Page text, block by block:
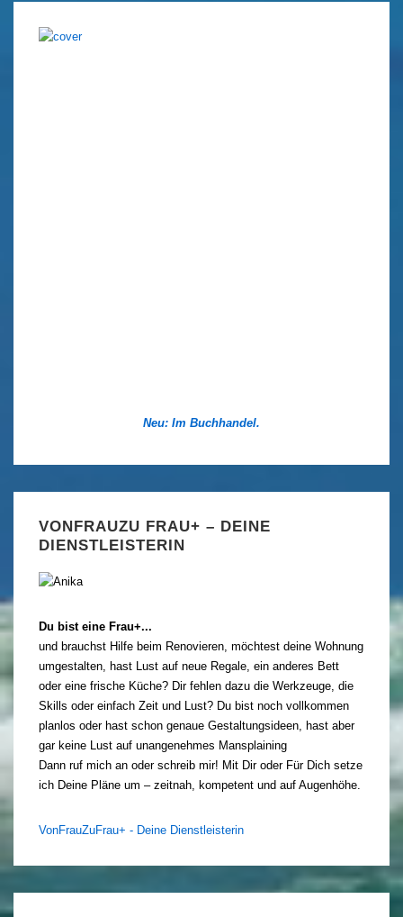
Neu: Im Buchhandel.
VONFRAUZU FRAU+ – DEINE
DIENSTLEISTERIN
Du bist eine Frau+...
und brauchst Hilfe beim Renovieren, möchtest deine Wohnung
umgestalten, hast Lust auf neue Regale, ein anderes Bett
oder eine frische Küche? Dir fehlen dazu die Werkzeuge, die
Skills oder einfach Zeit und Lust? Du bist noch vollkommen
planlos oder hast schon genaue Gestaltungsideen, hast aber
gar keine Lust auf unangenehmes Mansplaining
Dann ruf mich an oder schreib mir! Mit Dir oder Für Dich setze
ich Deine Pläne um – zeitnah, kompetent und auf Augenhöhe.
VonFrauZuFrau+ - Deine Dienstleisterin